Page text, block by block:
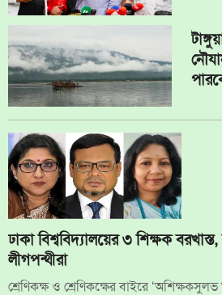
ঢাকা বিশ্ববিদ্যালয়ের ৩ শিক্ষক
লীগপন্থীরা
শ্রেণিকক্ষ ও শ্রেণিকক্ষের বাইরে